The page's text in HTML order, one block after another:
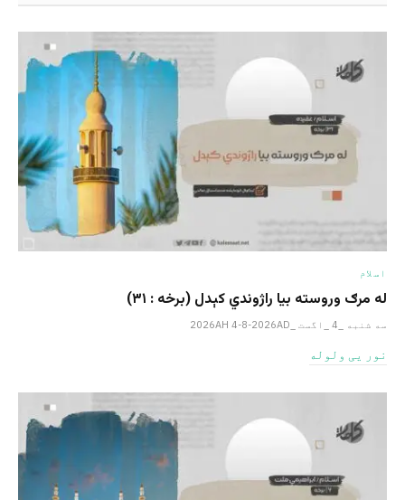
اسلام
له مرګ وروسته بیا راژوندي کېدل (برخه : ۳۱)
سه شنبه _4 _اگست _2026AH 4-8-2026AD
نور یی ولوله